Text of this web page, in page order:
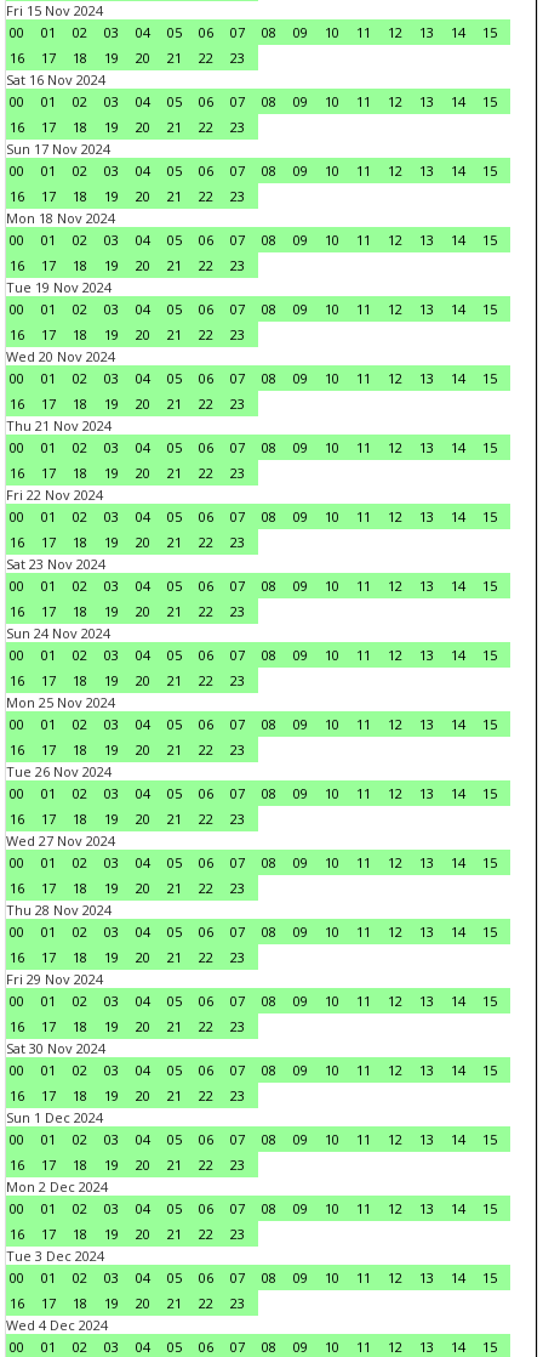
Fri 15 Nov 2024
00
01 02 03 04 05 06 07 08 09 10 11 12 13 14
15
16
17 18 19 20 21 22
23
Sat 16 Nov 2024
00
01 02 03 04 05 06 07 08 09 10 11 12 13 14
15
16
17 18 19 20 21 22
23
Sun 17 Nov 2024
00
01 02 03 04 05 06 07 08 09 10 11 12 13 14
15
16
17 18 19 20 21 22
23
Mon 18 Nov 2024
00
01 02 03 04 05 06 07 08 09 10 11 12 13 14
15
16
17 18 19 20 21 22
23
Tue 19 Nov 2024
00
01 02 03 04 05 06 07 08 09 10 11 12 13 14
15
16
17 18 19 20 21 22
23
Wed 20 Nov 2024
00
01 02 03 04 05 06 07 08 09 10 11 12 13 14
15
16
17 18 19 20 21 22
23
Thu 21 Nov 2024
00
01 02 03 04 05 06 07 08 09 10 11 12 13 14
15
16
17 18 19 20 21 22
23
Fri 22 Nov 2024
00
01 02 03 04 05 06 07 08 09 10 11 12 13 14
15
16
17 18 19 20 21 22
23
Sat 23 Nov 2024
00
01 02 03 04 05 06 07 08 09 10 11 12 13 14
15
16
17 18 19 20 21 22
23
Sun 24 Nov 2024
00
01 02 03 04 05 06 07 08 09 10 11 12 13 14
15
16
17 18 19 20 21 22
23
Mon 25 Nov 2024
00
01 02 03 04 05 06 07 08 09 10 11 12 13 14
15
16
17 18 19 20 21 22
23
Tue 26 Nov 2024
00
01 02 03 04 05 06 07 08 09 10 11 12 13 14
15
16
17 18 19 20 21 22
23
Wed 27 Nov 2024
00
01 02 03 04 05 06 07 08 09 10 11 12 13 14
15
16
17 18 19 20 21 22
23
Thu 28 Nov 2024
00
01 02 03 04 05 06 07 08 09 10 11 12 13 14
15
16
17 18 19 20 21 22
23
Fri 29 Nov 2024
00
01 02 03 04 05 06 07 08 09 10 11 12 13 14
15
16
17 18 19 20 21 22
23
Sat 30 Nov 2024
00
01 02 03 04 05 06 07 08 09 10 11 12 13 14
15
16
17 18 19 20 21 22
23
Sun 1 Dec 2024
00
01 02 03 04 05 06 07 08 09 10 11 12 13 14
15
16
17 18 19 20 21 22
23
Mon 2 Dec 2024
00
01 02 03 04 05 06 07 08 09 10 11 12 13 14
15
16
17 18 19 20 21 22
23
Tue 3 Dec 2024
00
01 02 03 04 05 06 07 08 09 10 11 12 13 14
15
16
17 18 19 20 21 22
23
Wed 4 Dec 2024
00
01 02 03 04 05 06 07 08 09 10 11 12 13 14
15